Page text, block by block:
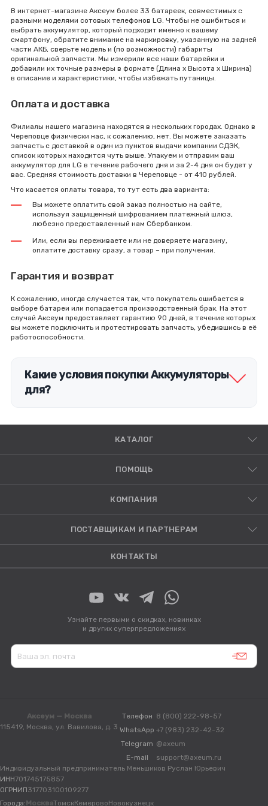
В интернет-магазине Аксеум более 33 батареек, совместимых с
разными моделями сотовых телефонов LG. Чтобы не ошибиться и
выбрать аккумулятор, который подходит именно к вашему
смартфону, обратите внимание на маркировку, указанную на задней
части АКБ, сверьте модель и (по возможности) габариты
оригинальной запчасти. Мы измерили все наши батарейки и
добавили их точные размеры в формате (Длина x Высота x Ширина)
в описание и характеристики, чтобы избежать путаницы.
Оплата и доставка
Филиалы нашего магазина находятся в нескольких городах. Однако в
Череповце физически нас, к сожалению, нет. Вы можете заказать
запчасть с доставкой в один из пунктов выдачи компании СДЭК,
список которых находится чуть выше. Упакуем и отправим ваш
аккумулятор для LG в течение рабочего дня и за 2-4 дня он будет у
вас. Средняя стоимость доставки в Череповце - от 410 рублей.
Что касается оплаты товара, то тут есть два варианта:
Вы можете оплатить свой заказ полностью на сайте,
используя защищенный шифрованием платежный шлюз,
любезно предоставленный нам Сбербанком.
Или, если вы переживаете или не доверяете магазину,
оплатите доставку сразу, а товар – при получении.
Гарантия и возврат
К сожалению, иногда случается так, что покупатель ошибается в
выборе батареи или попадается производственный брак. На этот
случай Аксеум предоставляет гарантию 90 дней, в течение которых
вы можете подключить и протестировать запчасть, убедившись в её
работоспособности.
Какие условия покупки Аккумуляторы
для?
КАТАЛОГ
ПОМОЩЬ
КОМПАНИЯ
ПОСТАВЩИКАМ И ПАРТНЕРАМ
КОНТАКТЫ
Узнайте первыми о скидках, новинках
и других суперпредложениях
Аксеум — Москва
115419, Москва, ул. Вавилова, д. 3
Телефон 8 (800) 222-98-57
WhatsApp +7 (983) 232-42-32
Telegram @axeum
E-mail
support@axeum.ru
Индивидуальный предприниматель Меньшиков Руслан Юрьевич
ИНН701745175857
ОГРНИП317703100109277
Города: МоскваТомскКемеровоНовокузнецк